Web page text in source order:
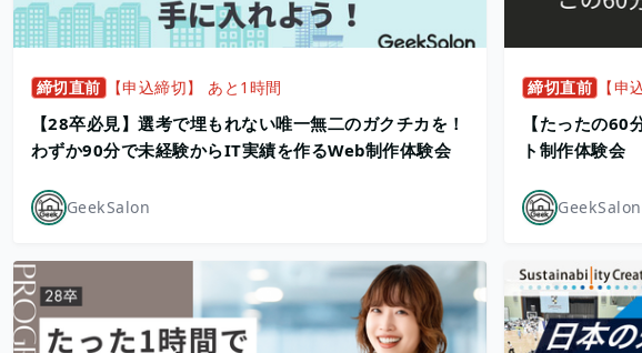
締切直前 【申込締切】 あと1時間
【28卒必見】選考で埋もれない唯一無二のガクチカを！
わずか90分で未経験からIT実績を作るWeb制作体験会
GeekSalon
締切直前 【申
【たったの
ト制作体験会
GeekSalon